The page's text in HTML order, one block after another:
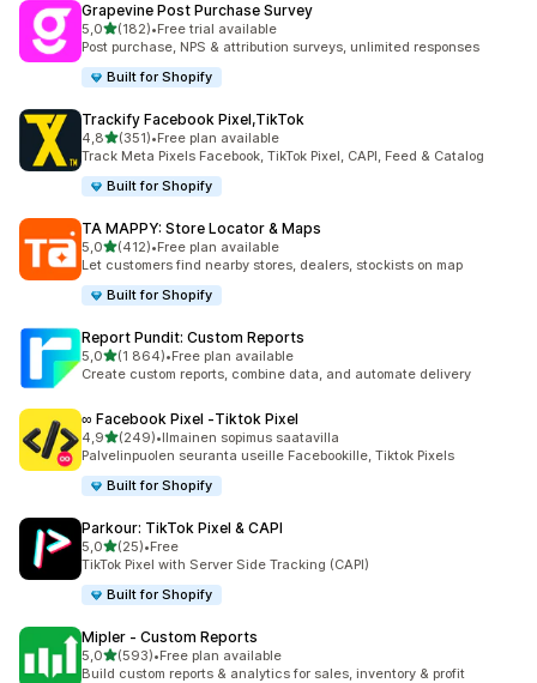
Grapevine Post Purchase Survey
5,0/ 5 tähteä
(182)
182 arvostelua yhteensä
•Free trial available
Post purchase, NPS & attribution surveys, unlimited responses
Built for Shopify
Trackify Facebook Pixel,TikTok
4,8/ 5 tähteä
(351)
351 arvostelua yhteensä
•Free plan available
Track Meta Pixels Facebook, TikTok Pixel, CAPI, Feed & Catalog
Built for Shopify
TA MAPPY: Store Locator & Maps
5,0/ 5 tähteä
(412)
412 arvostelua yhteensä
•Free plan available
Let customers find nearby stores, dealers, stockists on map
Built for Shopify
Report Pundit: Custom Reports
5,0/ 5 tähteä
(1 864)
1864 arvostelua yhteensä
•Free plan available
Create custom reports, combine data, and automate delivery
∞ Facebook Pixel ‑Tiktok Pixel
4,9/ 5 tähteä
(249)
249 arvostelua yhteensä
•Ilmainen sopimus saatavilla
Palvelinpuolen seuranta useille Facebookille, Tiktok Pixels
Built for Shopify
Parkour: TikTok Pixel & CAPI
5,0/ 5 tähteä
(25)
25 arvostelua yhteensä
•Free
TikTok Pixel with Server Side Tracking (CAPI)
Built for Shopify
Mipler ‑ Custom Reports
5,0/ 5 tähteä
(593)
593 arvostelua yhteensä
•Free plan available
Build custom reports & analytics for sales, inventory & profit